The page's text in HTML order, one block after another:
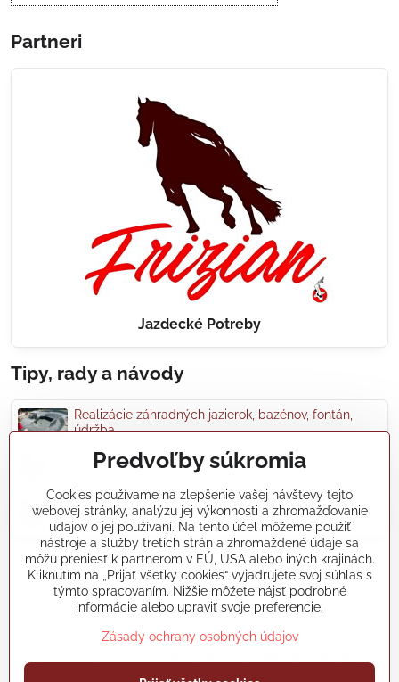
Partneri
Jazdecké Potreby
Tipy, rady a návody
Realizácie záhradných jazierok, bazénov, fontán,
údržba...
Články a blogy
Rady a návody
koikapre/?ref=hl
©2026Copyright
Predvoľby súkromia
Cookies používame na zlepšenie vašej návštevy tejto
webovej stránky, analýzu jej výkonnosti a zhromažďovanie
údajov o jej používaní. Na tento účel môžeme použiť
nástroje a služby tretích strán a zhromaždené údaje sa
môžu preniesť k partnerom v EÚ, USA alebo iných krajinách.
Kliknutím na „Prijať všetky cookies“ vyjadrujete svoj súhlas s
týmto spracovaním. Nižšie môžete nájsť podrobné
informácie alebo upraviť svoje preferencie.
Zásady ochrany osobných údajov